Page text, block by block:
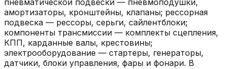
амортизаторы, кронштейны, клапаны; рессорная
подвеска — рессоры, серьги, сайлентблоки;
компоненты трансмиссии — комплекты сцепления,
КПП, карданные валы, крестовины;
электрооборудование — стартеры, генераторы,
датчики, блоки управления, фары и фонари. В